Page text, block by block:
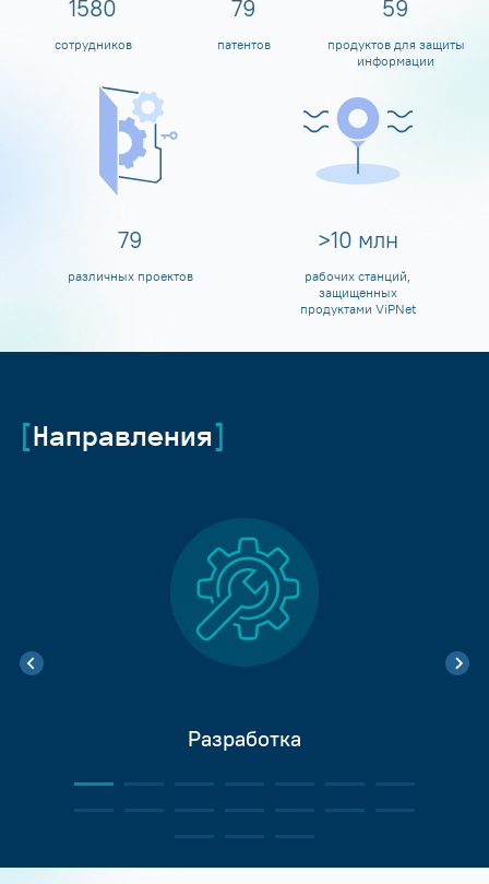
1600
сотрудников
80
патентов
60
продуктов для защиты
информации
80
различных проектов
>10 млн
рабочих станций,
защищенных
продуктами ViPNet
Направления
Разработка